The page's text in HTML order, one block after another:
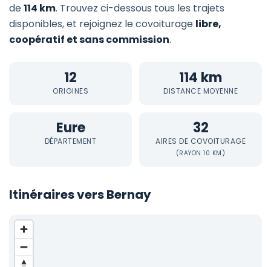
de114 km. Trouvez ci-dessous tous les trajets
disponibles, et rejoignez le covoiturage libre,
coopératif et sans commission.
12
ORIGINES
114 km
DISTANCE MOYENNE
Eure
DÉPARTEMENT
32
AIRES DE COVOITURAGE
(RAYON 10 KM)
Itinéraires vers Bernay